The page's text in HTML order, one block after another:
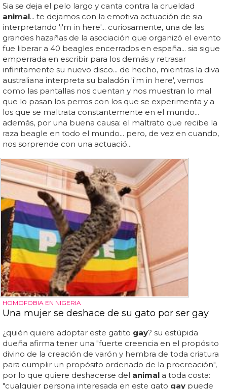
Sia se deja el pelo largo y canta contra la crueldad
animal... te dejamos con la emotiva actuación de sia
interpretando 'i'm in here'... curiosamente, una de las
grandes hazañas de la asociación que organizó el evento
fue liberar a 40 beagles encerrados en españa... sia sigue
emperrada en escribir para los demás y retrasar
infinitamente su nuevo disco... de hecho, mientras la diva
australiana interpreta su baladón 'i'm in here', vemos
como las pantallas nos cuentan y nos muestran lo mal
que lo pasan los perros con los que se experimenta y a
los que se maltrata constantemente en el mundo...
además, por una buena causa: el maltrato que recibe la
raza beagle en todo el mundo... pero, de vez en cuando,
nos sorprende con una actuació...
HOMOFOBIA EN NIGERIA
Una mujer se deshace de su gato por ser gay
¿quién quiere adoptar este gatito gay? su estúpida
dueña afirma tener una "fuerte creencia en el propósito
divino de la creación de varón y hembra de toda criatura
para cumplir un propósito ordenado de la procreación",
por lo que quiere deshacerse del animal a toda costa:
"cualquier persona interesada en este gato gay puede